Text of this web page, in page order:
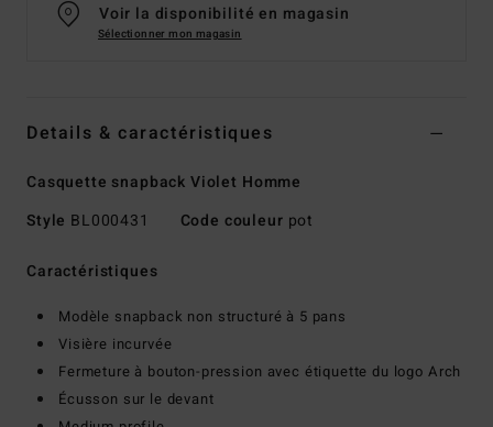
Voir la disponibilité en magasin
Sélectionner mon magasin
Details & caractéristiques
Casquette snapback Violet Homme
Style BL000431 Code couleur pot
Caractéristiques
Modèle snapback non structuré à 5 pans
Visière incurvée
Fermeture à bouton-pression avec étiquette du logo Arch
Écusson sur le devant